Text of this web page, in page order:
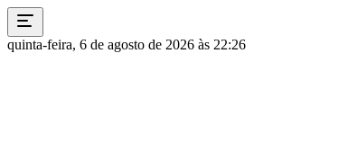
quinta-feira, 6 de agosto de 2026 às 22:26